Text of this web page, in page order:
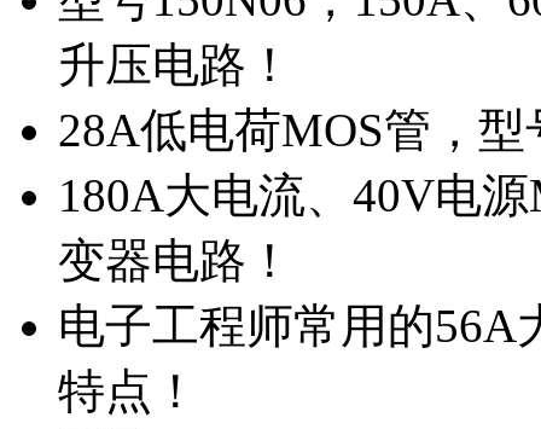
升压电路！
28A低电荷MOS管，
180A大电流、40V电
变器电路！
电子工程师常用的56A
特点！